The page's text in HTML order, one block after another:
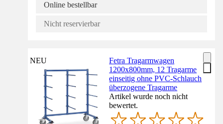
Online bestellbar
Nicht reservierbar
NEU
Fetra Tragarmwagen
1200x800mm, 12 Tragarme
einseitig ohne PVC-Schlauch
überzogene Tragarme
Artikel wurde noch nicht
bewertet.